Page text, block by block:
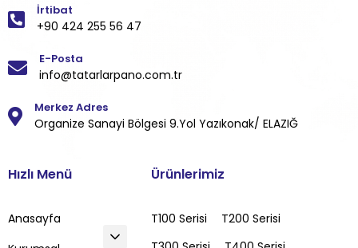
İrtibat
+90 424 255 56 47
E-Posta
info@tatarlarpano.com.tr
Merkez Adres
Organize Sanayi Bölgesi 9.Yol Yazıkonak/ ELAZIĞ
Hızlı Menü
Anasayfa
Ürünlerimiz
T100 Serisi
T200 Serisi